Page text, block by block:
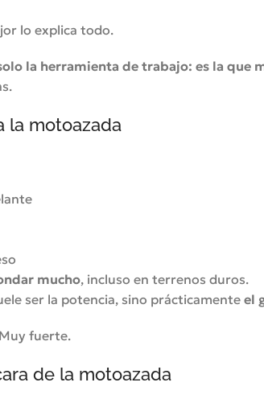
lo explica todo.
la herramienta de trabajo: es la que
la motoazada
mucho, incluso en terrenos duros.
ser la potencia, sino prácticamente el
fuerte.
de la motoazada